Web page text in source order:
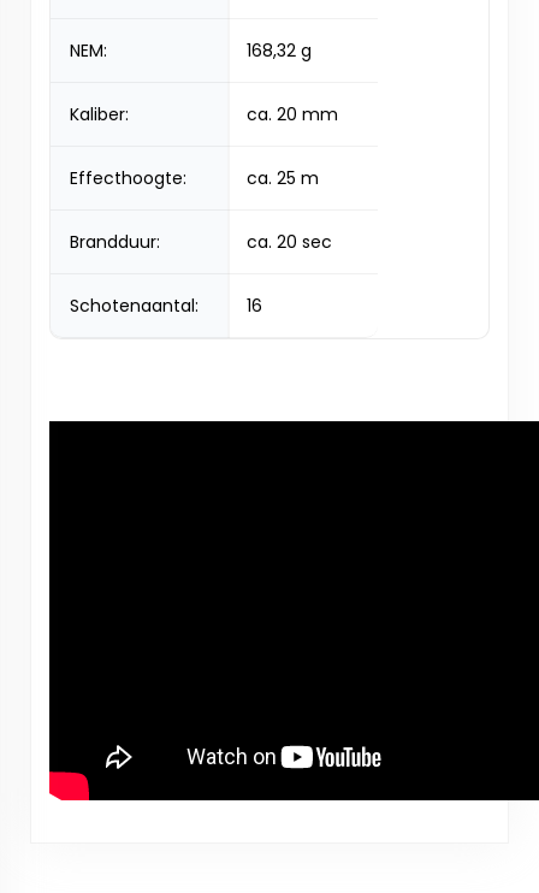
NEM: 168,32 g
Kaliber: ca. 20 mm
Effecthoogte: ca. 25 m
Brandduur: ca. 20 sec
Schotenaantal: 16